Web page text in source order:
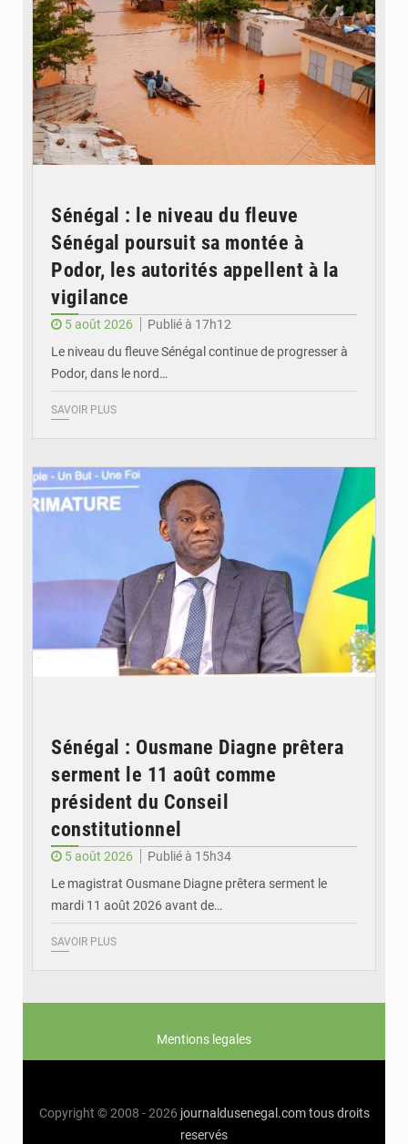
Sénégal : le niveau du fleuve
Sénégal poursuit sa montée à
Podor, les autorités appellent à la
vigilance
5 août 2026
Publié à 17h12
Le niveau du fleuve Sénégal continue de progresser à
Podor, dans le nord…
SAVOIR PLUS
Sénégal : Ousmane Diagne prêtera
serment le 11 août comme
président du Conseil
constitutionnel
5 août 2026
Publié à 15h34
Le magistrat Ousmane Diagne prêtera serment le
mardi 11 août 2026 avant de…
SAVOIR PLUS
Mentions legales
Copyright © 2008 - 2026 journaldusenegal.com tous droits
reservés